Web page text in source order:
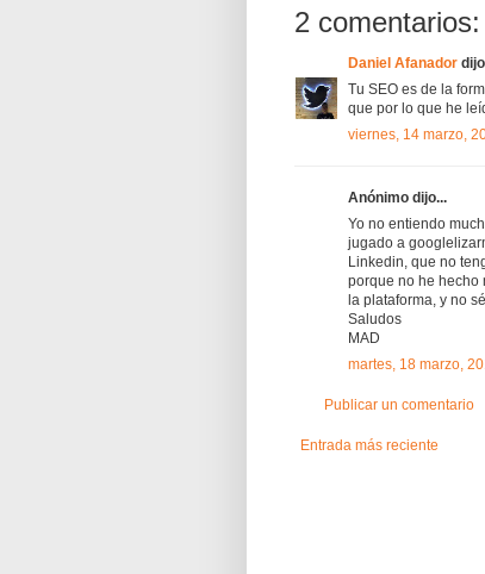
2 comentarios:
Daniel Afanador
Tu SEO es de la
que por lo que he
viernes, 14 marzo,
Anónimo dijo...
Yo no entiendo
jugado a
Linkedin, que no
porque no he hecho
la plataforma, y no
Saludos
MAD
martes, 18 marzo,
Publicar un comentario
Entrada más reciente